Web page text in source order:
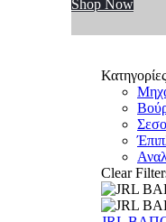
Shop Now
Κατηγορίες
Clear